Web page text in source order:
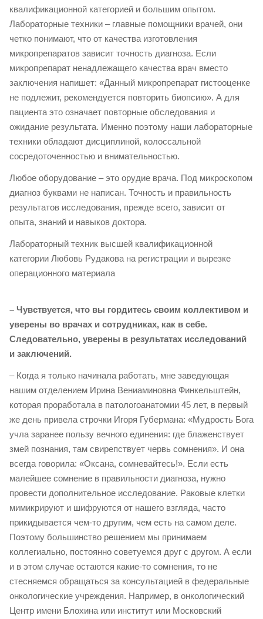
квалификационной категорией и большим опытом.
Лабораторные техники – главные помощники врачей, они
четко понимают, что от качества изготовления
микропрепаратов зависит точность диагноза. Если
микропрепарат ненадлежащего качества врач вместо
заключения напишет: «Данный микропрепарат гистооценке
не подлежит, рекомендуется повторить биопсию». А для
пациента это означает повторные обследования и
ожидание результата. Именно поэтому наши лабораторные
техники обладают дисциплиной, колоссальной
сосредоточенностью и внимательностью.
Любое оборудование – это орудие врача. Под микроскопом
диагноз буквами не написан. Точность и правильность
результатов исследования, прежде всего, зависит от
опыта, знаний и навыков доктора.
Лабораторный техник высшей квалификационной
категории Любовь Рудакова на регистрации и вырезке
операционного материала
– Чувствуется, что вы гордитесь своим коллективом и
уверены во врачах и сотрудниках, как в себе.
Следовательно, уверены в результатах исследований
и заключений.
– Когда я только начинала работать, мне заведующая
нашим отделением Ирина Вениаминовна Финкельштейн,
которая проработала в патологоанатомии 45 лет, в первый
же день привела строчки Игоря Губермана: «Мудрость Бога
учла заранее пользу вечного единения: где блаженствует
змей познания, там свирепствует червь сомнения». И она
всегда говорила: «Оксана, сомневайтесь!». Если есть
малейшее сомнение в правильности диагноза, нужно
провести дополнительное исследование. Раковые клетки
мимикрируют и шифруются от нашего взгляда, часто
прикидывается чем-то другим, чем есть на самом деле.
Поэтому большинство решением мы принимаем
коллегиально, постоянно советуемся друг с другом. А если
и в этом случае остаются какие-то сомнения, то не
стесняемся обращаться за консультацией в федеральные
онкологические учреждения. Например, в онкологический
Центр имени Блохина или институт или Московский